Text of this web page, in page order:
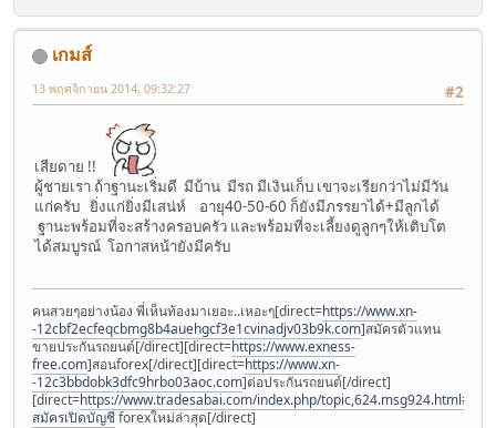
เกมส์
#2
13 พฤศจิกายน 2014, 09:32:27
เสียดาย !!
ผู้ชายเรา ถ้าฐานะเริ่มดี มีบ้าน มีรถ มีเงินเก็บ เขาจะเรียกว่าไม่มีวัน
แก่ครับ ยิ่งแก่ยิ่งมีเสน่ห์ อายุ40-50-60 ก็ยังมีภรรยาได้+มีลูกได้
ฐานะพร้อมที่จะสร้างครอบครัว และพร้อมที่จะเลี้ยงดูลูกๆให้เติบโต
ได้สมบูรณ์ โอกาสหน้ายังมีครับ
คนสวยๆอย่างน้อง พี่เห็นท้องมาเยอะ..เหอะๆ[direct=https://www.xn-
-12cbf2ecfeqcbmg8b4auehgcf3e1cvinadjv03b9k.com]สมัครตัวแทน
ขายประกันรถยนต์[/direct][direct=https://www.exness-
free.com]สอนforex[/direct][direct=https://www.xn-
-12c3bbdobk3dfc9hrbo03aoc.com]ต่อประกันรถยนต์[/direct]
[direct=https://www.tradesabai.com/index.php/
สมัครเปิดบัญชีforexใหม่ล่าสุด[/direct]